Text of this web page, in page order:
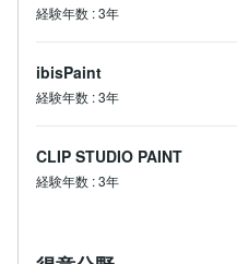
経験年数 :3年
ibisPaint
経験年数 :3年
CLIP STUDIO PAINT
経験年数 :3年